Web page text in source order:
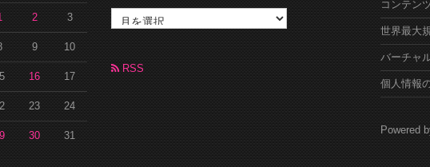
2 3
9 10
16 17
23 24
30 31
カ
ブ RSS
コンテン
世界最大
バーチャ
個人情報
Powered